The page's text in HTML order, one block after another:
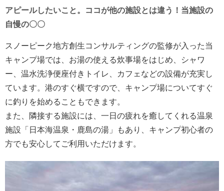
アピールしたいこと。ココが他の施設とは違う！当施設の
自慢の〇〇
スノーピーク地方創生コンサルティングの監修が入った当
キャンプ場では、お湯の使える炊事場をはじめ、シャワ
ー、温水洗浄便座付きトイレ、カフェなどの設備が充実し
ています。港のすぐ横ですので、キャンプ場についてすぐ
に釣りを始めることもできます。
また、隣接する施設には、一日の疲れを癒してくれる温泉
施設「日本海温泉・鹿島の湯」もあり、キャンプ初心者の
方でも安心してご利用いただけます。